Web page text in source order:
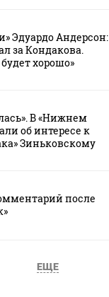
Эдуардо Андерсон:
за Кондакова.
хорошо»
В «Нижнем
об интересе к
Зиньковскому
после
ЕЩЕ